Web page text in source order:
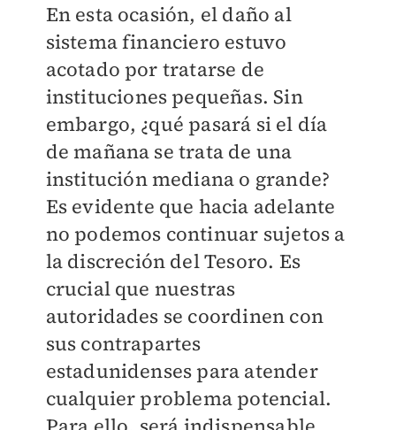
En esta ocasión, el daño al
sistema financiero estuvo
acotado por tratarse de
instituciones pequeñas. Sin
embargo, ¿qué pasará si el día
de mañana se trata de una
institución mediana o grande?
Es evidente que hacia adelante
no podemos continuar sujetos a
la discreción del Tesoro. Es
crucial que nuestras
autoridades se coordinen con
sus contrapartes
estadunidenses para atender
cualquier problema potencial.